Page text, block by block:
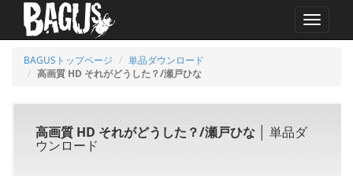
MENU
BAGUSトップページ
単品ダウンロード
高画質 HD それがどうした？/瀬戸ひな
高画質 HD それがどうした？/瀬戸ひな │ 単品ダ
ウンロード